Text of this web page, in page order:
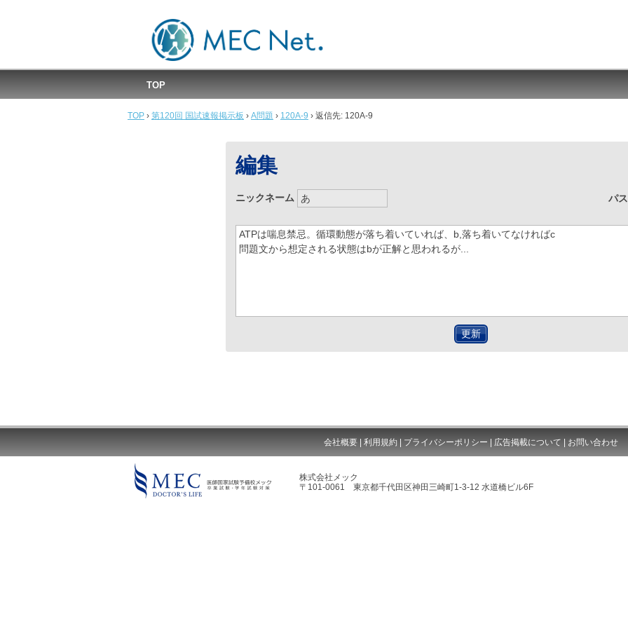
MEC国試速報掲示板
TOP
TOP › 第120回 国試速報掲示板 › A問題 › 120A-9 › 返信先: 120A-9
編集
ニックネーム パ
更新
会社概要 | 利用規約 | プライバシーポリシー | 広告掲載について | お問い合わせ
株式会社メック
〒101-0061 東京都千代田区神田三崎町1-3-12 水道橋ビル6F